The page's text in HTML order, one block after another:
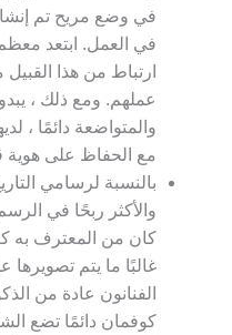
في وضع مريح تم إنشاؤه
في العمل. ابتعد
ارتباط من هذا
عملهم. ومع ذلك ،
والمتواضعة دائمًا ،
مع الحفاظ على هوية
بالنسبة لرسامي
والأكثر ربحًا في
كان من المعترف به
غالبًا ما يتم تصويرها
الفنانون عادة من
كوفمان دائمًا تضع